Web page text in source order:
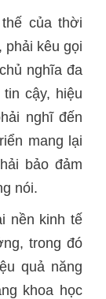
của thời
phải kêu gọi
nghĩa đa
cậy, hiệu
nghĩ đến
mang lại
bảo đảm
nói.
nền kinh tế
trong đó
quả năng
khoa học